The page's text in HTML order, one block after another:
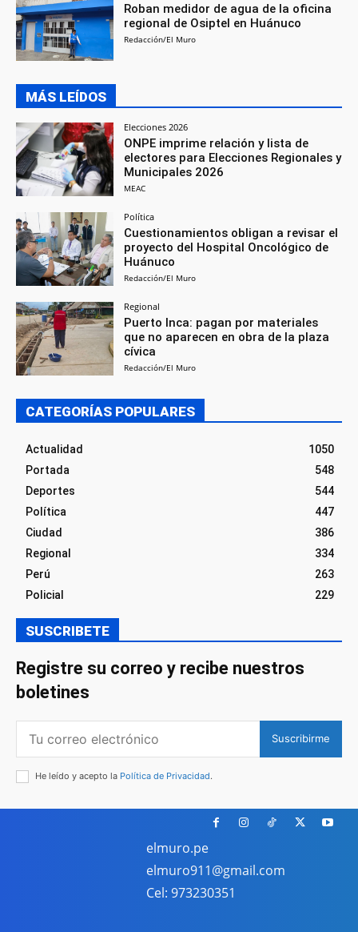
Roban medidor de agua de la oficina
regional de Osiptel en Huánuco
Redacción/El Muro
MÁS LEÍDOS
Elecciones 2026
ONPE imprime relación y lista de
electores para Elecciones Regionales y
Municipales 2026
MEAC
Política
Cuestionamientos obligan a revisar el
proyecto del Hospital Oncológico de
Huánuco
Redacción/El Muro
Regional
Puerto Inca: pagan por materiales
que no aparecen en obra de la plaza
cívica
Redacción/El Muro
CATEGORÍAS POPULARES
Actualidad
1050
Portada
548
Deportes
544
Política
447
Ciudad
386
Regional
334
Perú
263
Policial
229
SUSCRIBETE
Registre su correo y recibe nuestros
boletines
Suscribirme
He leído y acepto la Política de Privacidad.
elmuro.pe
elmuro911@gmail.com
Cel: 973230351